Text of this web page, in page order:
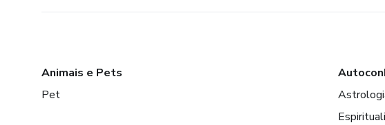
Animais e Pets
Pet